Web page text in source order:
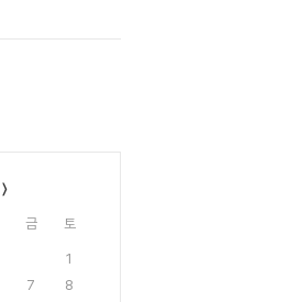
금 토
1
7
8